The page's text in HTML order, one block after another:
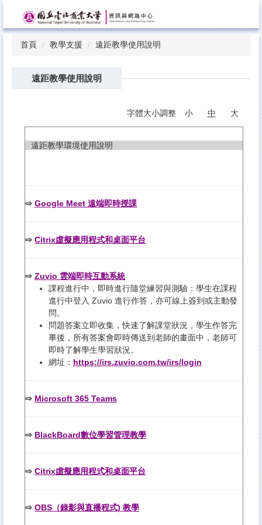
主
首頁 教學支援 遠距教學使用說明
遠距教學使用說明
字體大小調整 小 中 大
遠距教學環境使用說明
⇨ Google Meet 遠端即時授課
⇨ Citrix虛擬應用程式和桌面平台
⇨ Zuvio 雲端即時互動系統
課程進行中，即時進行隨堂練習與測驗：學生在課程
進行中登入 Zuvio 進行作答，亦可線上簽到或主動發
問。
問題答案立即收集，快速了解課堂狀況，學生作答完
畢後，所有答案會即時傳送到老師的畫面中，老師可
即時了解學生學習狀況。
網址： https://irs.zuvio.com.tw/irs/login
⇨ Microsoft 365 Teams
⇨ BlackBoard數位學習管理教學
⇨ Citrix虛擬應用程式和桌面平台
⇨ OBS（錄影與直播程式) 教學